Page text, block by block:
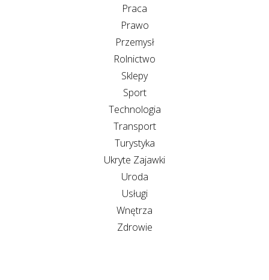
Praca
Prawo
Przemysł
Rolnictwo
Sklepy
Sport
Technologia
Transport
Turystyka
Ukryte Zajawki
Uroda
Usługi
Wnętrza
Zdrowie